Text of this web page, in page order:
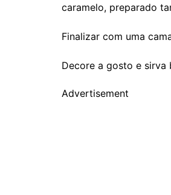
caramelo, preparado
Finalizar com uma
Decore a gosto e sirva
Advertisement